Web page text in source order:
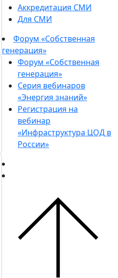
Аккредитация СМИ
Для СМИ
Форум «Собственная
генерация»
Форум «Собственная
генерация»
Серия вебинаров
«Энергия знаний»
Регистрация на
вебинар
«Инфраструктура ЦОД в
России»